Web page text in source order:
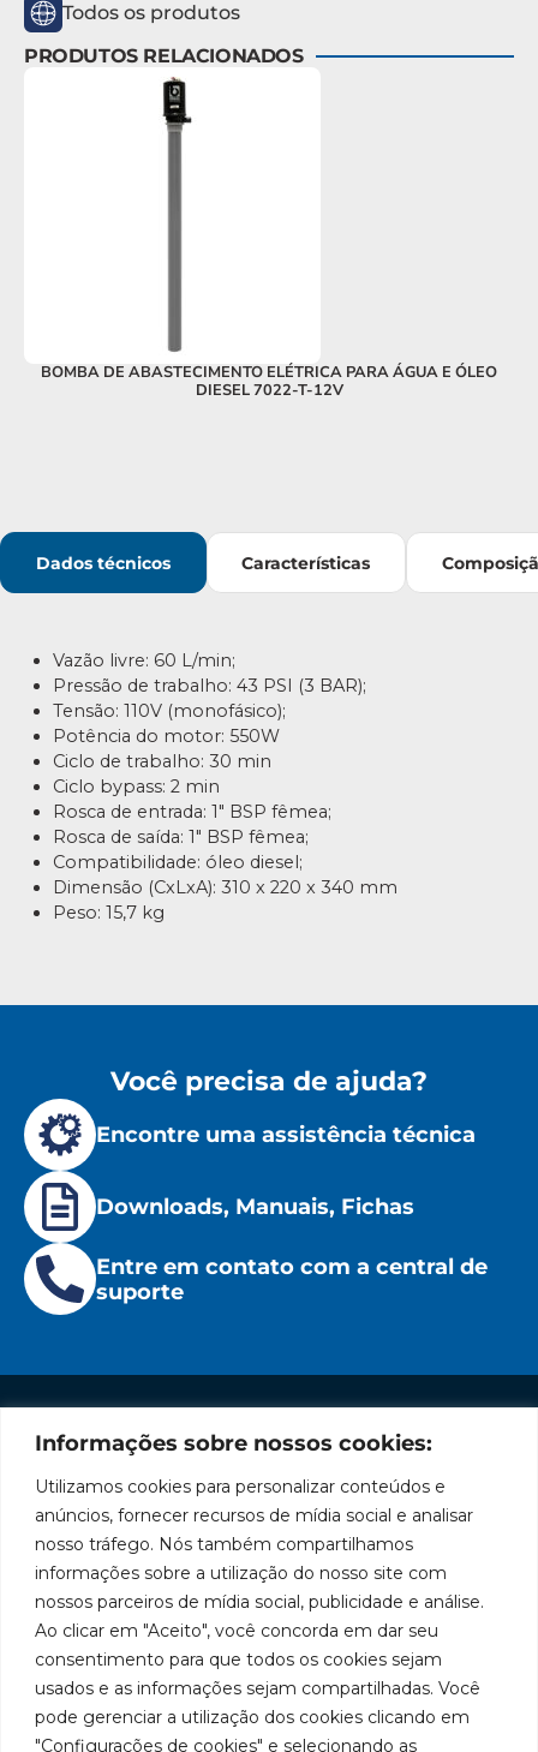
Informações sobre nossos cookies:
Utilizamos cookies para personalizar conteúdos e
anúncios, fornecer recursos de mídia social e analisar
nosso tráfego. Nós também compartilhamos
informações sobre a utilização do nosso site com
nossos parceiros de mídia social, publicidade e análise.
Ao clicar em "Aceito", você concorda em dar seu
consentimento para que todos os cookies sejam
usados e as informações sejam compartilhadas. Você
pode gerenciar a utilização dos cookies clicando em
"Configurações de cookies" e selecionando as
Todos os produtos
PRODUTOS RELACIONADOS
BOMBA DE ABASTECIMENTO ELÉTRICA PARA ÁGUA E ÓLEO
DIESEL 7022-T-12V
Dados técnicos Características
Vazão livre: 60 L/min;
Pressão de trabalho: 43 PSI (3 BAR);
Tensão: 110V (monofásico);
Potência do motor: 550W
Ciclo de trabalho: 30 min
Ciclo bypass: 2 min
Rosca de entrada: 1″ BSP fêmea;
Rosca de saída: 1″ BSP fêmea;
Compatibilidade: óleo diesel;
Dimensão (CxLxA): 310 x 220 x 340 mm
Peso: 15,7 kg
Você precisa de ajuda?
Encontre uma assistência técnica
Downloads, Manuais, Fichas
Entre em contato com a central de
suporte
Marca
líder
em
fabricação
de
equipamentos
para
lubrificação
Políticas
Privacidade
Políticas
de
Cookies
Institucional
A Bozza
Produtos
Soluções
Assistências
Técnicas
Seja um
representante
Trabalhe
Conosco
Localização
Rua
Tiradentes,
931 – Anexo
Franchini,
50/96
Fale
Conosco
SAC: 0800
019 5050
Redes
Facebook
LinkedIn
Instagram